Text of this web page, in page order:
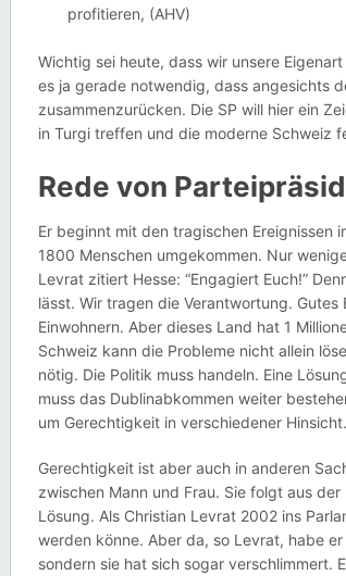
profitieren, (AHV)
Wichtig sei heute, dass wir unsere
es ja gerade notwendig, dass angesichts
zusammenzurücken. Die SP will hier ein
in Turgi treffen und die moderne Schweiz
Rede von
Er beginnt mit den tragischen Ereignissen
1800 Menschen umgekommen. Nur
Levrat zitiert Hesse: “Engagiert Euch!”
lässt. Wir tragen die Verantwortung.
Einwohnern. Aber dieses Land hat 1
Schweiz kann die Probleme nicht allein
nötig. Die Politik muss handeln. Eine
muss das Dublinabkommen weiter
um Gerechtigkeit in verschiedener Hinsicht.
Gerechtigkeit ist aber auch in anderen
zwischen Mann und Frau. Sie folgt aus
Lösung. Als Christian Levrat 2002 ins
werden könne. Aber da, so Levrat, habe
sondern sie hat sich sogar verschlimmert.